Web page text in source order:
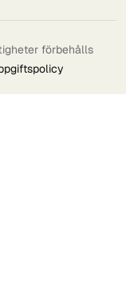
förbehålls